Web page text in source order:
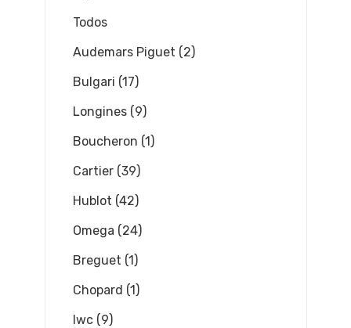
Todos
Audemars Piguet (2)
Bulgari (17)
Longines (9)
Boucheron (1)
Cartier (39)
Hublot (42)
Omega (24)
Breguet (1)
Chopard (1)
Iwc (9)